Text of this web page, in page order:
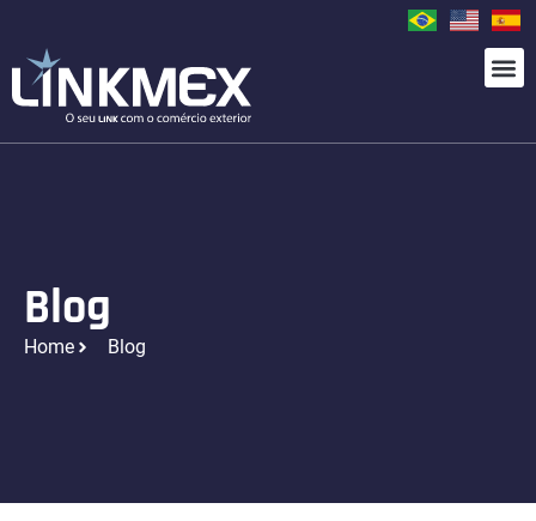
Blog
Home Blog